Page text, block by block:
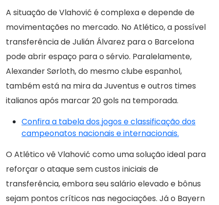
A situação de Vlahović é complexa e depende de
movimentações no mercado. No Atlético, a possível
transferência de Julián Álvarez para o Barcelona
pode abrir espaço para o sérvio. Paralelamente,
Alexander Sørloth, do mesmo clube espanhol,
também está na mira da Juventus e outros times
italianos após marcar 20 gols na temporada.
Confira a tabela dos jogos e classificação dos
campeonatos nacionais e internacionais.
O Atlético vê Vlahović como uma solução ideal para
reforçar o ataque sem custos iniciais de
transferência, embora seu salário elevado e bônus
sejam pontos críticos nas negociações. Já o Bayern